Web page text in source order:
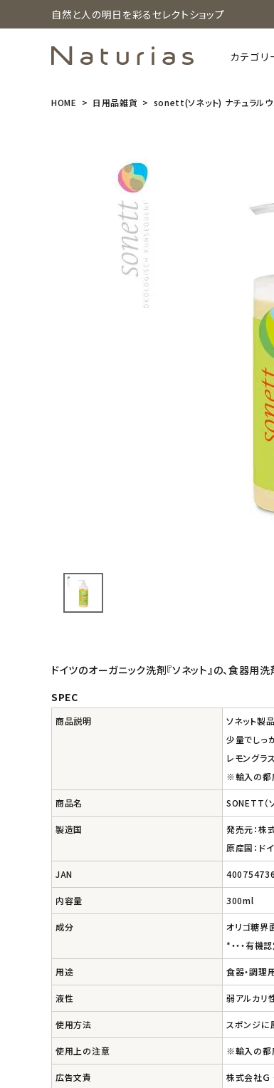
自然と人の明日を彩るセレクトショップ
カテゴリ
search
キッズ・ベビー・マタニティ
キッチン用品
定期購入
ナチュラムーン
エコリュクス
エコメイト
ナチュラプラス
アルマウィン
アルモニベルツ
HOME 日用品雑貨 sonett(ソネット) ナチュラルウ
ドイツのオーガニック洗剤『ソネット』の、食器用
SPEC
商品説明
ソネット製
少量でしっ
レモングラ
※輸入の都
商品名 SONETT（
製造国
発売元：株
原産国：ド
JAN
内容量 300ml
成分
オリゴ糖界
*・・・有
用途 食器・調理
液性 弱アルカリ
使用方法 スポンジに
使用上の注意 ※輸入の都
広告文責
株式会社Ｇ